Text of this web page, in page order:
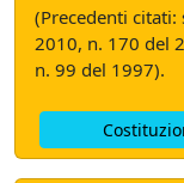
(Precedenti citati:
2010, n. 170 del
n. 99 del 1997).